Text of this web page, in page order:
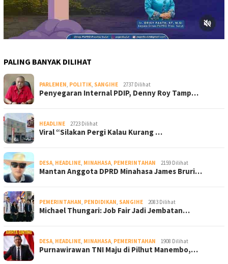
PALING BANYAK DILIHAT
PARLEMEN, POLITIK, SANGIHE 2737 Dilihat
Penyegaran Internal PDIP, Denny Roy Tamp…
HEADLINE 2723 Dilihat
Viral “Silakan Pergi Kalau Kurang …
DESA, HEADLINE, MINAHASA, PEMERINTAHAN 2159 Dilihat
Mantan Anggota DPRD Minahasa James Bruri…
PEMERINTAHAN, PENDIDIKAN, SANGIHE 2083 Dilihat
Michael Thungari: Job Fair Jadi Jembatan…
DESA, HEADLINE, MINAHASA, PEMERINTAHAN 1908 Dilihat
Purnawirawan TNI Maju di Pilhut Manembo,…